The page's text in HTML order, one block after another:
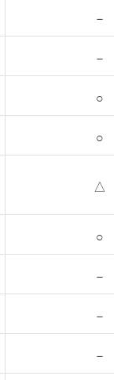
－
－
○
○
△
○
－
－
－